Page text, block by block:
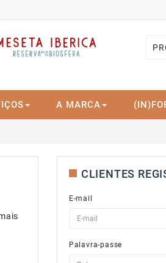
A MARCA
CLIENTES
E-mail
Palavra-passe